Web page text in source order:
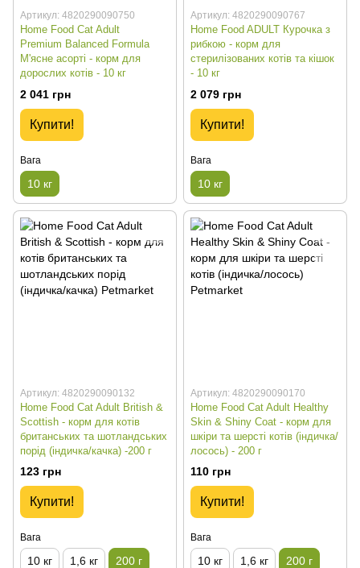
Артикул: 4820290090750
Home Food Cat Adult
Premium Balanced Formula
М'ясне асорті - корм для
дорослих котів - 10 кг
2 041 грн
Купити!
Вага
10 кг
Артикул: 4820290090767
Home Food ADULT Курочка з
рибкою - корм для
стерилізованих котів та кішок
- 10 кг
2 079 грн
Купити!
Вага
10 кг
Артикул: 4820290090132
Home Food Cat Adult British &
Scottish - корм для котів
британських та шотландських
порід (індичка/качка) -200 г
123 грн
Купити!
Вага
10 кг 1,6 кг 200 г
Артикул: 4820290090170
Home Food Cat Adult Healthy
Skin & Shiny Coat - корм для
шкіри та шерсті котів (індичка/
лосось) - 200 г
110 грн
Купити!
Вага
10 кг 1,6 кг 200 г